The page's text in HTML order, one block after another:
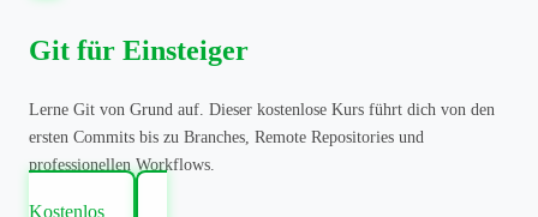
Git für Einsteiger
Lerne Git von Grund auf. Dieser kostenlose Kurs führt dich von den
ersten Commits bis zu Branches, Remote Repositories und
professionellen Workflows.
Kostenlos